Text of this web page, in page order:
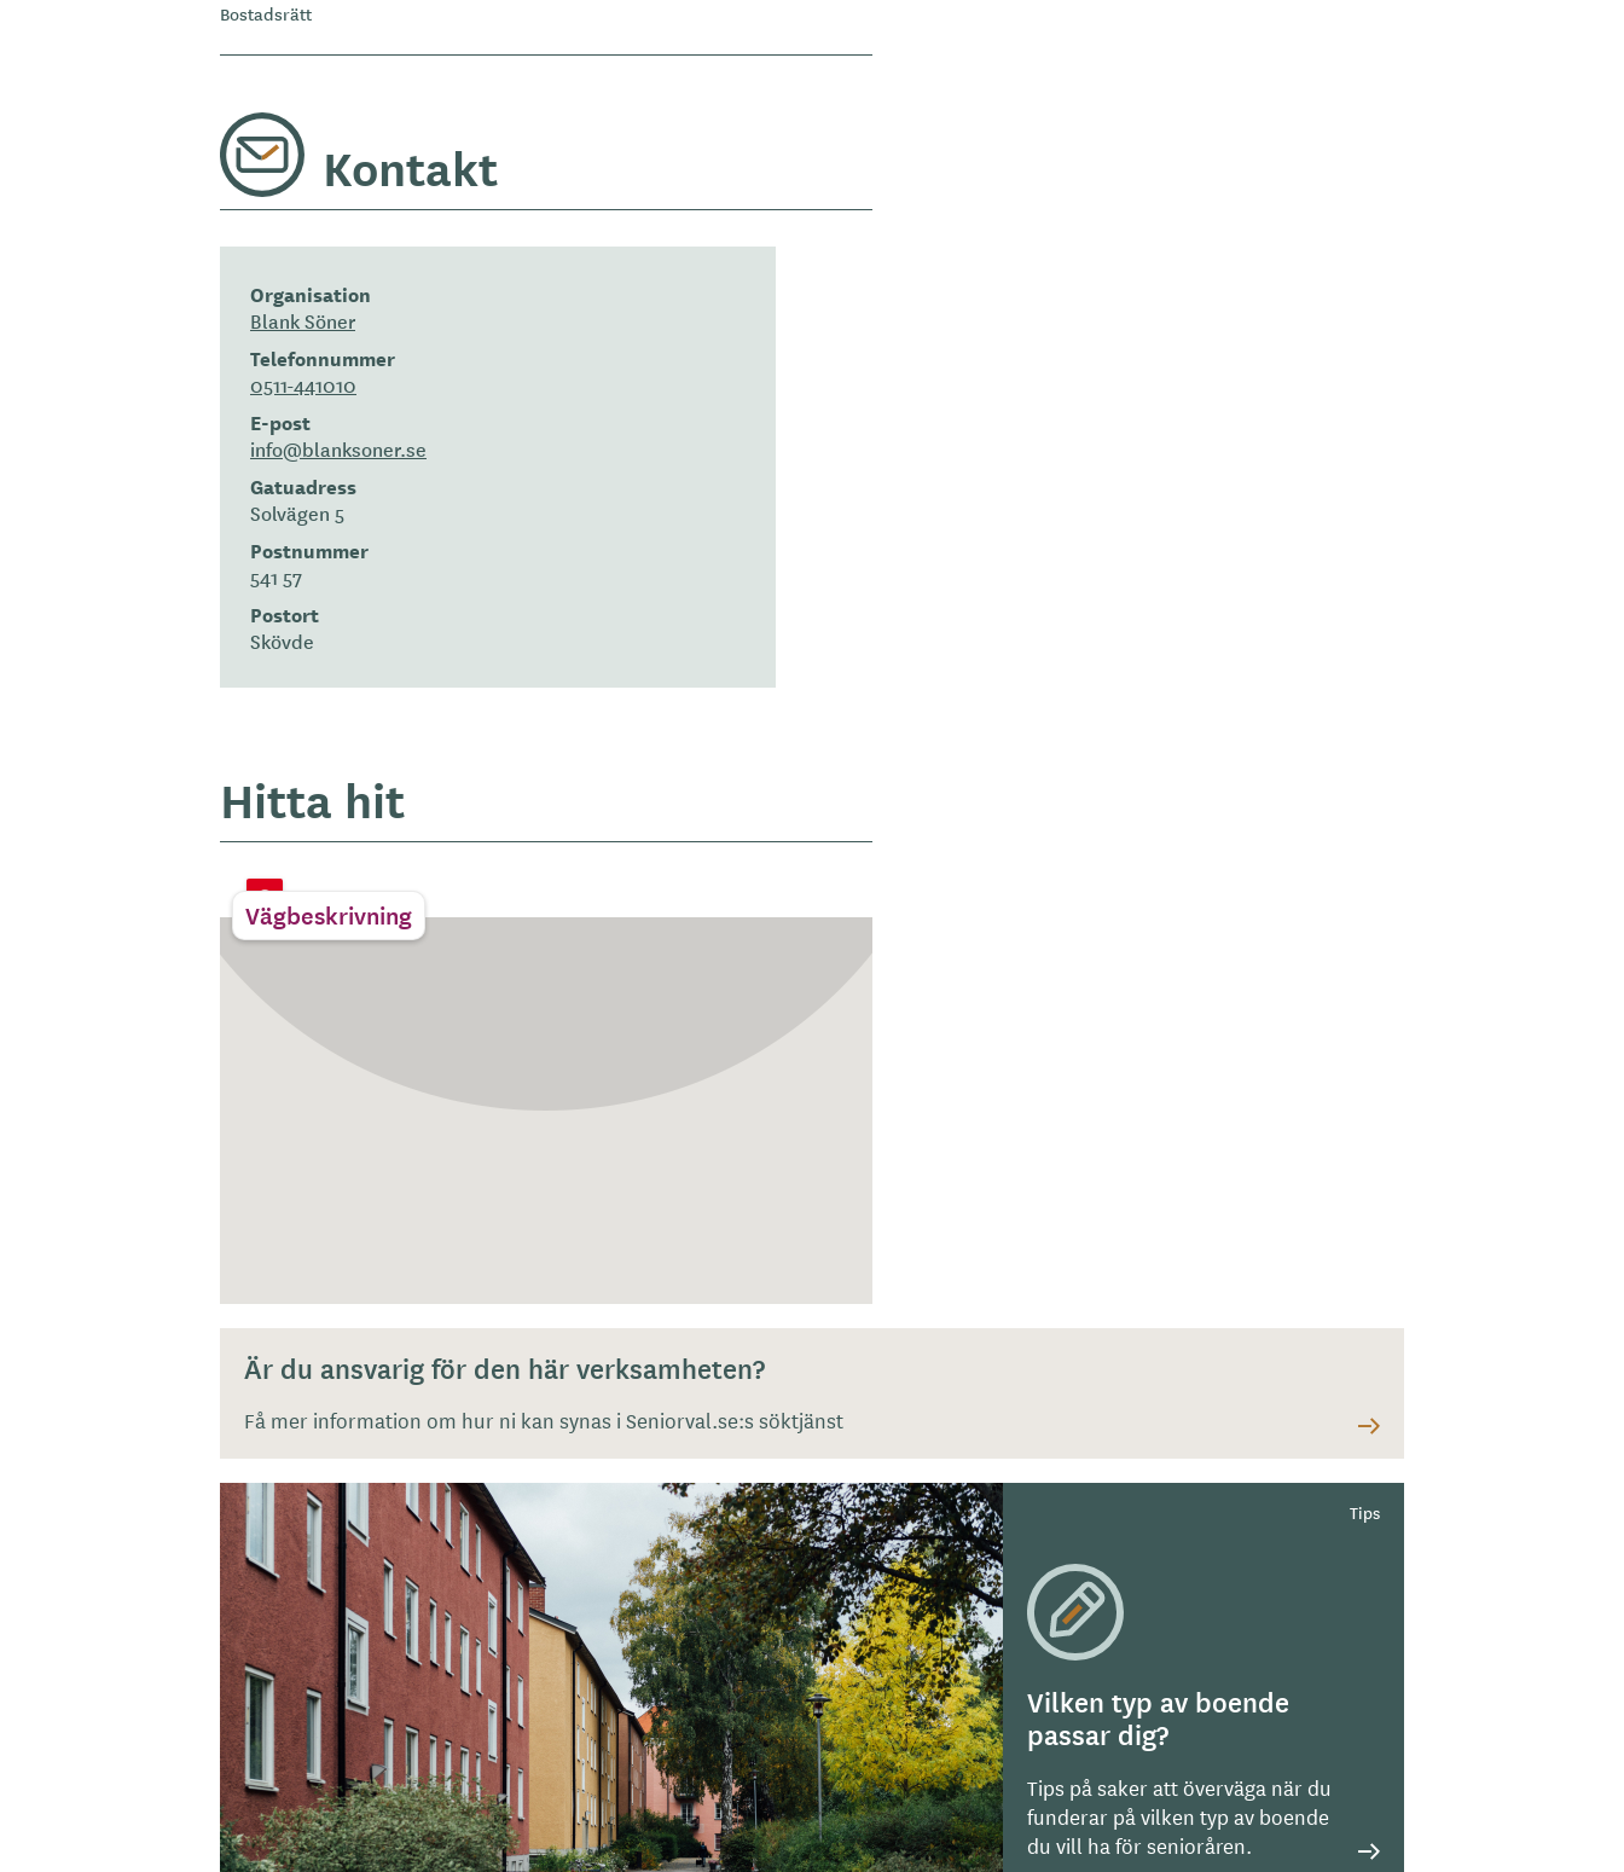
Bostadsrätt
Kontakt
Organisation
Blank Söner
Telefonnummer
0511-441010
E-post
info@blanksoner.se
Gatuadress
Solvägen 5
Postnummer
541 57
Postort
Skövde
Hitta hit
Vägbeskrivning
Är du ansvarig för den här verksamheten?
Få mer information om hur ni kan synas i Seniorval.se:s söktjänst
Vilken typ av boende
passar dig?
Tips på saker att överväga när du
funderar på vilken typ av boende
du vill ha för senioråren.